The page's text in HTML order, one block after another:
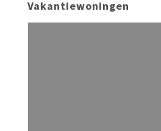
Vakantiewoningen